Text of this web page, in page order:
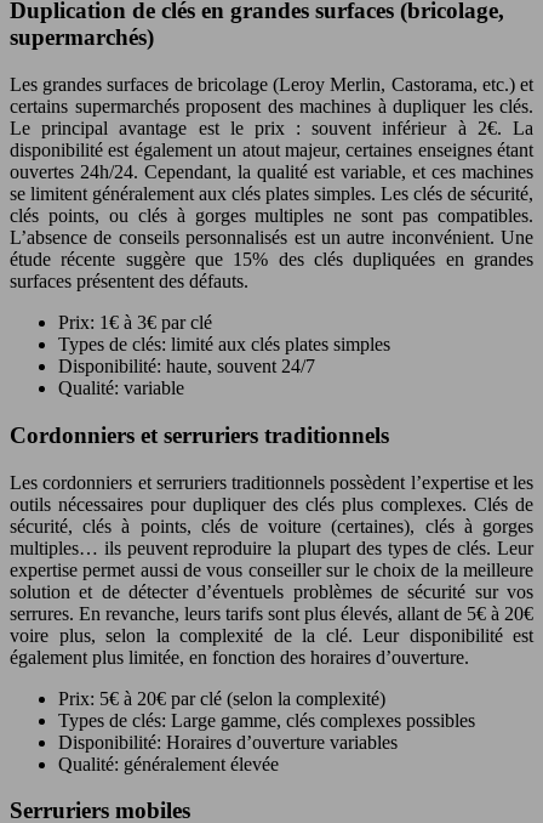
Duplication de clés en grandes surfaces (bricolage,
supermarchés)
Les grandes surfaces de bricolage (Leroy Merlin, Castorama, etc.) et
certains supermarchés proposent des machines à dupliquer les clés.
Le principal avantage est le prix : souvent inférieur à 2€. La
disponibilité est également un atout majeur, certaines enseignes étant
ouvertes 24h/24. Cependant, la qualité est variable, et ces machines
se limitent généralement aux clés plates simples. Les clés de sécurité,
clés points, ou clés à gorges multiples ne sont pas compatibles.
L’absence de conseils personnalisés est un autre inconvénient. Une
étude récente suggère que 15% des clés dupliquées en grandes
surfaces présentent des défauts.
Prix: 1€ à 3€ par clé
Types de clés: limité aux clés plates simples
Disponibilité: haute, souvent 24/7
Qualité: variable
Cordonniers et serruriers traditionnels
Les cordonniers et serruriers traditionnels possèdent l’expertise et les
outils nécessaires pour dupliquer des clés plus complexes. Clés de
sécurité, clés à points, clés de voiture (certaines), clés à gorges
multiples… ils peuvent reproduire la plupart des types de clés. Leur
expertise permet aussi de vous conseiller sur le choix de la meilleure
solution et de détecter d’éventuels problèmes de sécurité sur vos
serrures. En revanche, leurs tarifs sont plus élevés, allant de 5€ à 20€
voire plus, selon la complexité de la clé. Leur disponibilité est
également plus limitée, en fonction des horaires d’ouverture.
Prix: 5€ à 20€ par clé (selon la complexité)
Types de clés: Large gamme, clés complexes possibles
Disponibilité: Horaires d’ouverture variables
Qualité: généralement élevée
Serruriers mobiles